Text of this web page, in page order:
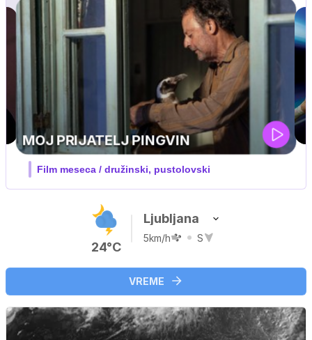
UEFA SUPERPOKAL
V živo na VOYO: sreda ob 20.30
24°C
Ljubljana
5km/h S
VREME